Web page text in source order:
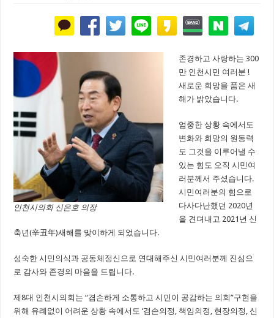
인천시의회 신은호 의장
존경하고 사랑하는 300
만 인천시민 여러분 !
새로운 희망을 품은 새
해가 밝았습니다.
엄중한 상황 속에서도
변화와 희망의 원동력
도 그것을 이루어낼 수
있는 힘도 오직 시민여
러분께서 주셨습니다.
시민여러분의 힘으로
다사다난했던 2020년
을 견뎌내고 2021년 신
축년(辛丑年)새해를 맞이하게 되었습니다.
성숙한 시민의식과 공동체정신으로 연대해주신 시민여러분께 진심으
로 감사와 존경의 마음을 드립니다.
제8대 인천시의회는 “겸손하게 소통하고 시민이 공감하는 의회”구현을
위해 유례없이 어려운 상황 속에서도 ‘겸손의정, 책임의정, 현장의정, 신